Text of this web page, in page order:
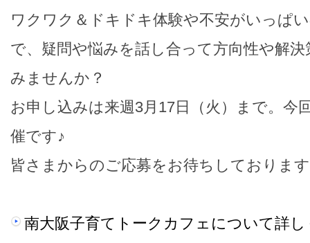
ワクワク＆ドキドキ体験や不安がいっぱ
で、疑問や悩みを話し合って方向性や解
みませんか？
お申し込みは来週3月17日（火）まで。今
催です♪
皆さまからのご応募をお待ちしておりま
南大阪子育てトークカフェについて詳